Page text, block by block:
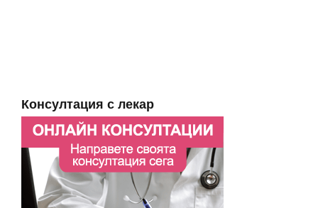
Консултация с лекар